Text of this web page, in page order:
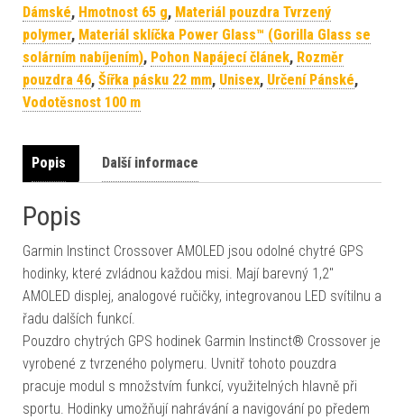
Dámské, Hmotnost 65 g, Materiál pouzdra Tvrzený
polymer, Materiál sklíčka Power Glass™ (Gorilla Glass se
solárním nabíjením), Pohon Napájecí článek, Rozměr
pouzdra 46, Šířka pásku 22 mm, Unisex, Určení Pánské,
Vodotěsnost 100 m
Popis Další informace
Popis
Garmin Instinct Crossover AMOLED jsou odolné chytré GPS
hodinky, které zvládnou každou misi. Mají barevný 1,2″
AMOLED displej, analogové ručičky, integrovanou LED svítilnu a
řadu dalších funkcí.
Pouzdro chytrých GPS hodinek Garmin Instinct® Crossover je
vyrobené z tvrzeného polymeru. Uvnitř tohoto pouzdra
pracuje modul s množstvím funkcí, využitelných hlavně při
sportu. Hodinky umožňují nahrávání a navigování po předem